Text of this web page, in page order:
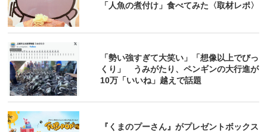
「人魚の煮付け」食べてみた〈取材レポ〉
「勢い強すぎて大笑い」「想像以上でびっ
くり」 うみがたり、ペンギンの大行進が
10万「いいね」越えで話題
『くまのプーさん』がプレゼントボックス